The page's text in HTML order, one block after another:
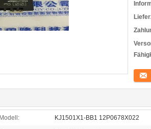
Modell: KJ1501X1-BB1 12P0678X022